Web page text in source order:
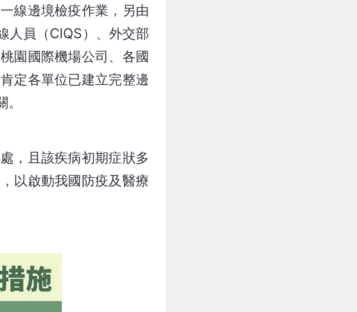
線邊境檢疫作業，另由
人員（CIQS）、外交部
園國際機場公司、各國
定各單位已建立完整邊
，且該疾病初期症狀多
以啟動我國防疫及醫療